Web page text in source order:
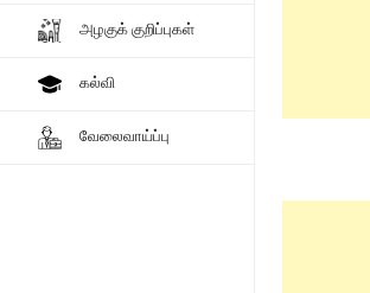
அழகுக் குறிப்புகள்
கல்வி
வேலைவாய்ப்பு